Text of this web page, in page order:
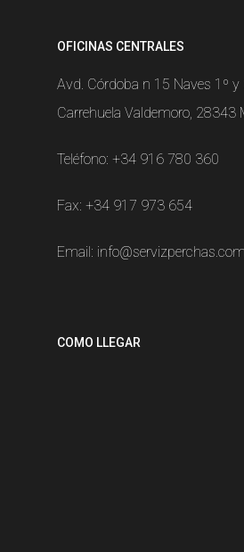
OFICINAS CENTRALES
Avd. Córdoba n 15 Naves 1º y
Carrehuela Valdemoro, 28343
Teléfono: +34 916 780 360
Fax: +34 917 973 654
Email: info@servizperchas.com
COMO LLEGAR